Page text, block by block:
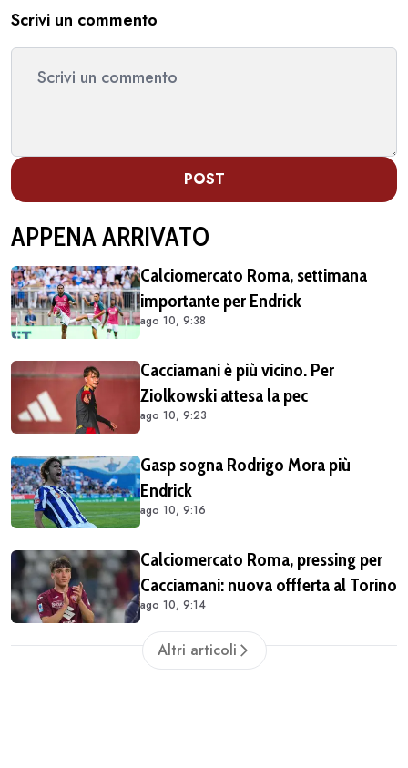
Scrivi un commento
POST
APPENA ARRIVATO
Calciomercato Roma, settimana
importante per Endrick
ago 10, 9:38
Cacciamani è più vicino. Per
Ziolkowski attesa la pec
ago 10, 9:23
Gasp sogna Rodrigo Mora più
Endrick
ago 10, 9:16
Calciomercato Roma, pressing per
Cacciamani: nuova offferta al Torino
ago 10, 9:14
Altri articoli